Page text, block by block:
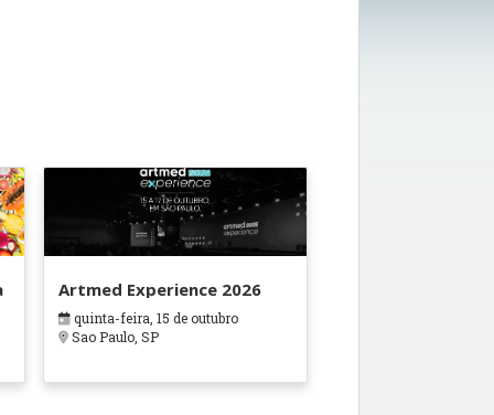
Artmed Experience 2026
quinta-feira, 15 de outubro
Sao Paulo, SP